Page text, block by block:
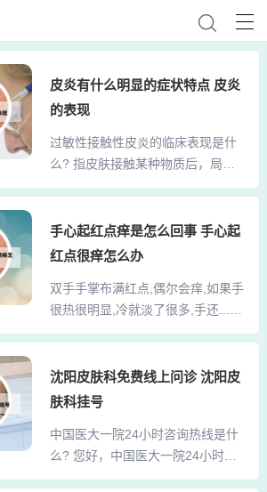
皮炎有什么明显的症状特点 皮炎
的表现
过敏性接触性皮炎的临床表现是什
么? 指皮肤接触某种物质后，局部
发生红斑、水肿、痒痛感，严重者
皮肤产生接触性皮炎的物质有首
饰、表链、镜架、凉鞋、化纤布
接触性皮炎也称过敏性皮炎，是皮
肤表皮接触尘螨、花粉、碱性物质
等易过敏物质，产生的皮肤炎症反
一，发病前有接触过敏物质。典型
症状：红斑、红肿、丘疹、水疱或
炎： 皮肤黏膜与外界的过敏源相接
触，身体上就会出现红斑、水
疱、...
手心起红点痒是怎么回事 手心起
红点很痒怎么办
双手手掌布满红点,偶尔会痒,如果手
很热很明显,冷就淡了很多,手还...
1、你好，根据你的描述分析分析要
不大。建议口服抗组胺药，扑尔敏
西替利嗪，依巴斯汀等，外涂炉甘
不缓解或加重请去皮肤科就诊明确
诊断遵医嘱治疗。2、是一种过敏反
应，过敏源刺激，引起皮肤毛细血
沈阳皮肤科免费线上问诊 沈阳皮
肤科挂号
中国医大一院24小时咨询热线是什
么? 您好，中国医大一院24小时咨
询热线为024-83282639，024-832